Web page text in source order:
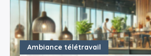
Ambiance télétravail